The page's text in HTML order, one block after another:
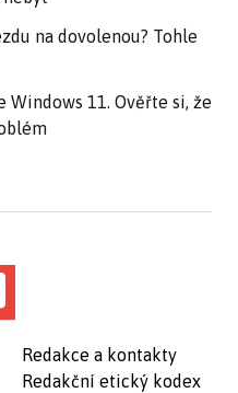
na dovolenou? Tohle
11. Ověřte si, že
Redakce a kontakty
Redakční etický kodex